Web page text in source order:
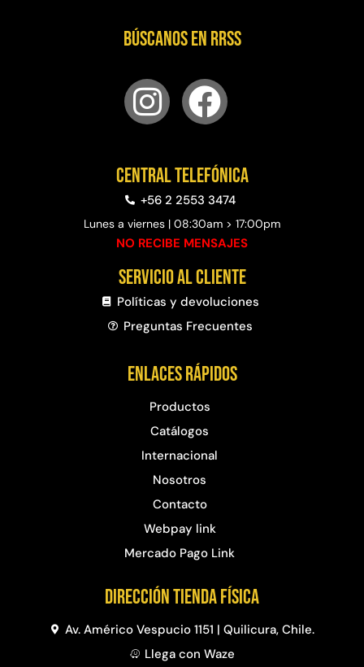
Búscanos en RRSS
Central telefónica
+56 2 2553 3474
Lunes a viernes | 08:30am > 17:00pm
NO RECIBE MENSAJES
Servicio al cliente
Políticas y devoluciones
Preguntas Frecuentes​
Enlaces rápidos
Productos
Catálogos
Internacional
Nosotros
Contacto
Webpay link
Mercado Pago Link
Dirección Tienda física
Av. Américo Vespucio 1151 | Quilicura, Chile.
Llega con Waze